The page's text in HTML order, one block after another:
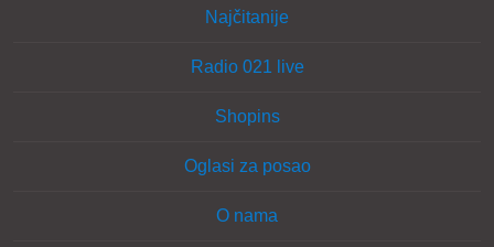
Najčitanije
Radio 021 live
Shopins
Oglasi za posao
O nama